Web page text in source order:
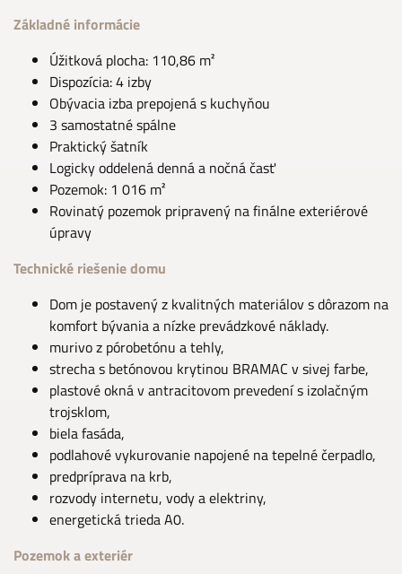
Základné informácie
Úžitková plocha: 110,86 m²
Dispozícia: 4 izby
Obývacia izba prepojená s kuchyňou
3 samostatné spálne
Praktický šatník
Logicky oddelená denná a nočná časť
Pozemok: 1 016 m²
Rovinatý pozemok pripravený na finálne exteriérové
úpravy
Technické riešenie domu
Dom je postavený z kvalitných materiálov s dôrazom na
komfort bývania a nízke prevádzkové náklady.
murivo z pórobetónu a tehly,
strecha s betónovou krytinou BRAMAC v sivej farbe,
plastové okná v antracitovom prevedení s izolačným
trojsklom,
biela fasáda,
podlahové vykurovanie napojené na tepelné čerpadlo,
predpríprava na krb,
rozvody internetu, vody a elektriny,
energetická trieda A0.
Pozemok a exteriér